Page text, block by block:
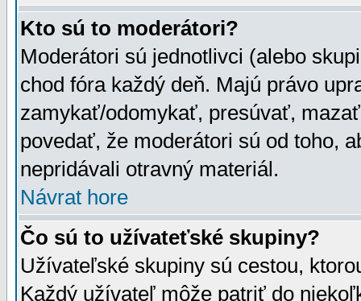
Kto sú to moderátori?
Moderátori sú jednotlivci (alebo
chod fóra každý deň. Majú právo
zamykať/odomykať, presúvať,
povedať, že moderátori sú od toho,
nepridávali otravný materiál.
Návrat hore
Čo sú to užívateťské skupiny?
Užívateľské skupiny sú cestou,
Každý užívateľ môže patriť do